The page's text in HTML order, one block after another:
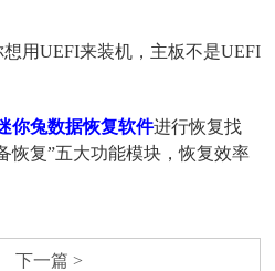
用UEFI来装机，主板不是UEFI
你兔数据恢复软件进行恢复找
恢复”五大功能模块，恢复效率
下一篇 >